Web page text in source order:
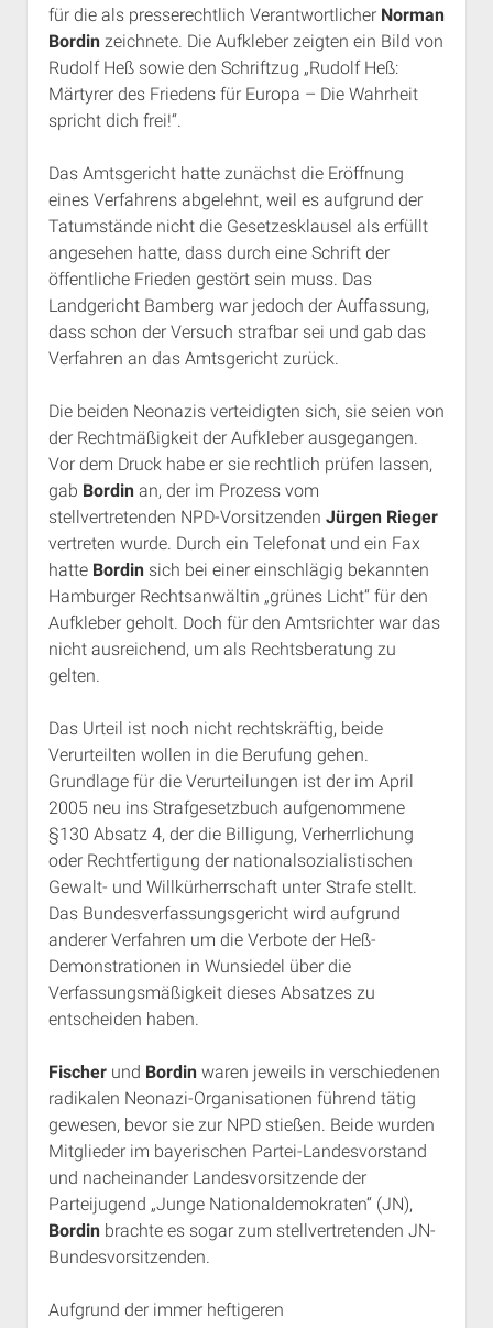
für die als presserechtlich Verantwortlicher Norman
Bordinzeichnete. Die Aufkleber zeigten ein Bild von
Rudolf Heß sowie den Schriftzug „Rudolf Heß:
Märtyrer des Friedens für Europa – Die Wahrheit
spricht dich frei!“.
Das Amtsgericht hatte zunächst die Eröffnung
eines Verfahrens abgelehnt, weil es aufgrund der
Tatumstände nicht die Gesetzesklausel als erfüllt
angesehen hatte, dass durch eine Schrift der
öffentliche Frieden gestört sein muss. Das
Landgericht Bamberg war jedoch der Auffassung,
dass schon der Versuch strafbar sei und gab das
Verfahren an das Amtsgericht zurück.
Die beiden Neonazis verteidigten sich, sie seien von
der Rechtmäßigkeit der Aufkleber ausgegangen.
Vor dem Druck habe er sie rechtlich prüfen lassen,
gab Bordin an, der im Prozess vom
stellvertretenden NPD-Vorsitzenden Jürgen Rieger
vertreten wurde. Durch ein Telefonat und ein Fax
hatte Bordinsich bei einer einschlägig bekannten
Hamburger Rechtsanwältin „grünes Licht“ für den
Aufkleber geholt. Doch für den Amtsrichter war das
nicht ausreichend, um als Rechtsberatung zu
gelten.
Das Urteil ist noch nicht rechtskräftig, beide
Verurteilten wollen in die Berufung gehen.
Grundlage für die Verurteilungen ist der im April
2005 neu ins Strafgesetzbuch aufgenommene
§130 Absatz 4, der die Billigung, Verherrlichung
oder Rechtfertigung der nationalsozialistischen
Gewalt- und Willkürherrschaft unter Strafe stellt.
Das Bundesverfassungsgericht wird aufgrund
anderer Verfahren um die Verbote der Heß-
Demonstrationen in Wunsiedel über die
Verfassungsmäßigkeit dieses Absatzes zu
entscheiden haben.
Fischerund Bordinwaren jeweils in verschiedenen
radikalen Neonazi-Organisationen führend tätig
gewesen, bevor sie zur NPD stießen. Beide wurden
Mitglieder im bayerischen Partei-Landesvorstand
und nacheinander Landesvorsitzende der
Parteijugend „Junge Nationaldemokraten“ (JN),
Bordinbrachte es sogar zum stellvertretenden JN-
Bundesvorsitzenden.
Aufgrund der immer heftigeren